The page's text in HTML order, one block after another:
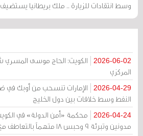
وسط انتقادات للزيارة .. ملك بريطانيا
2026-06-02
الكويت: الحاج موسى
المركزي
2026-04-29
الإمارات تنسحب من أوبك في
النفط وسط خلافات بين دول الخليج
2026-04-24
مدونين وتبرئة 9 وحبس 18 متهماً بالتعاطف مع إيران